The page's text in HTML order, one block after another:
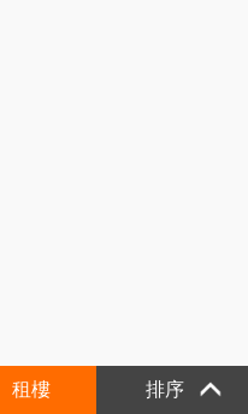
租樓 排序